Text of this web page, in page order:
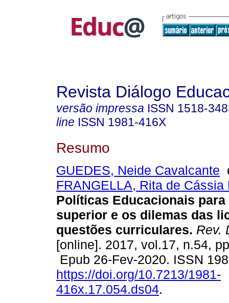
Revista Diálogo
versão impressa ISSN 1518-
line ISSN 1981-416X
Resumo
GUEDES, Neide Cavalcante
FRANGELLA, Rita de Cássia
Políticas Educacionais para
superior e os dilemas das
questões curriculares. Rev.
[online]. 2017, vol.17, n.54,
Epub 26-Fev-2020. ISSN
https://doi.org/10.7213/1981-
416x.17.054.ds04.